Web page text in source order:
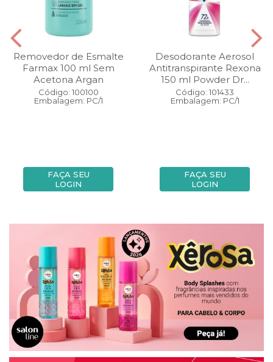
Removedor de Esmalte
Farmax 100 ml Sem
Acetona Argan
Código: 100100
Embalagem: PC/1
FAÇA SEU
LOGIN
Desodorante Aerosol
Antitranspirante Rexona
150 ml Powder Dr...
Código: 101433
Embalagem: PC/1
FAÇA SEU
LOGIN